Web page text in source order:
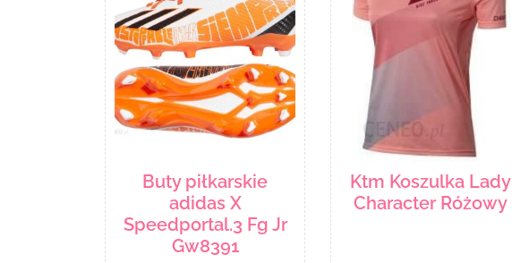
Buty piłkarskie
adidas X
Speedportal.3 Fg Jr
Gw8391
Ktm Koszulka Lady
Character Różowy